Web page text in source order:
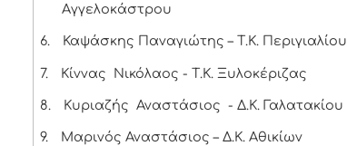
Αγγελοκάστρου
6. Καψάσκης Παναγιώτης – Τ.Κ. Περιγιαλίου
7. Κίννας Νικόλαος - Τ.Κ. Ξυλοκέριζας
8. Κυριαζής Αναστάσιος - Δ.Κ. Γαλατακίου
9. Μαρινός Αναστάσιος – Δ.Κ. Αθικίων